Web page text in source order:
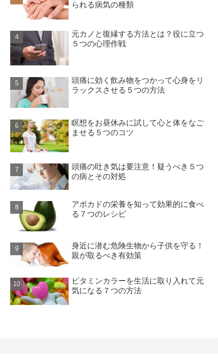
られる病気の種類
元カノと復縁する方法とは？役に立つ
５つの心理作戦
頭痛に効く飲み物をつかって心身をリ
ラックスさせる５つの方法
瞑想をお昼休みに試して心と体をなご
ませる５つのコツ
頭痛の吐き気は要注意！疑うべき５つ
の病とその対処
アボカドの栄養を知って効果的に食べ
る７つのレシピ
身近に潜む危険生物から子供を守る！
親が取るべき有効策
ビタミンカラーを生活に取り入れて元
気になる７つの方法